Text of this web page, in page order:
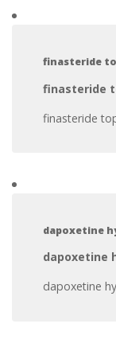
finasteride
finasteride
finasteride
dapoxetine
dapoxetine
dapoxetine